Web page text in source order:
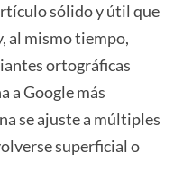
sólido y útil que
al mismo tiempo,
ortográficas
a Google más
se ajuste a múltiples
superficial o